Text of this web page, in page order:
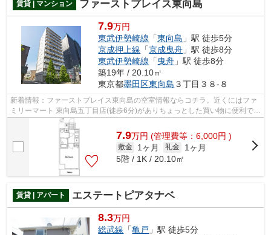
賃貸 | マンション ファーストプレイス東向島
7.9万円
東武伊勢崎線 「東向島 」駅 徒歩5分
京成押上線 「京成曳舟 」駅 徒歩8分
東武伊勢崎線 「 曳舟 」駅 徒歩8分
築19年 / 20.10㎡
東京都墨田区東向島 ３丁目３８-８
新着情報：ファーストプレイス東向島の空室情報ならコチラ。近くにはファ
ミリーマート 東向島五丁目店(徒歩6分)がありちょっとした買い物に便利で
す。防犯対策もバッチリなマンション...
7.9万円 (管理費等：6,000円 )
敷金 1ヶ月 礼金
1ヶ月
5階 / 1K / 20.10㎡
賃貸 | アパート エステートピアタナベ
8.3万円
総武線 「亀戸 」駅 徒歩5分